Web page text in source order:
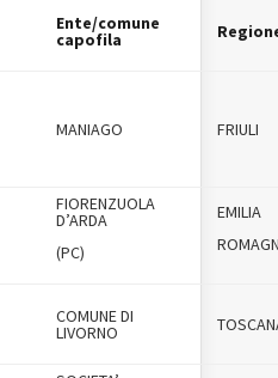
Ente/comune
capofila
MANIAGO FRIULI
FIORENZUOLA
D’ARDA
(PC)
EMILIA
COMUNE DI
LIVORNO